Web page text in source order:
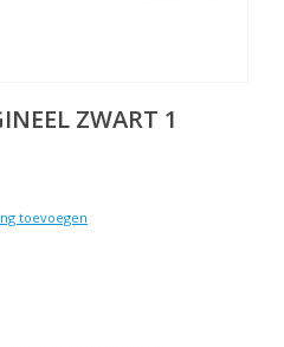
ZWART 1
toevoegen